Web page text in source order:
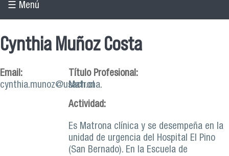
☰ Menú
Cynthia Muñoz Costa
Email:
cynthia.munoz@usach.cl
Título Profesional:
Matrona.
Actividad:
Es Matrona clínica y se desempeña en la
unidad de urgencia del Hospital El Pino
(San Bernado). En la Escuela de